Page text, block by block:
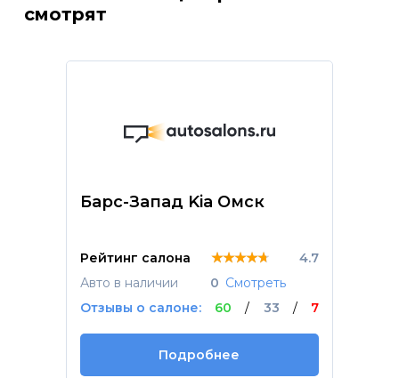
смотрят
Барс-Запад Kia Омск
Рейтинг салона ★★★★★
★★★★★
★★★★★
4.7
Авто в наличии
0 Смотреть
Отзывы о салоне:
60 / 33 / 7
Подробнее